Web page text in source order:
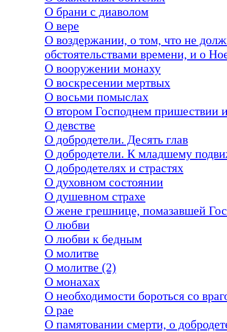
О брани с диаволом
О вере
О воздержании, о том, что не
обстоятельствами времени, и о
О вооружении монаху
О воскресении мертвых
О восьми помыслах
О втором Господнем пришествии
О девстве
О добродетели. Десять глав
О добродетели. К младшему
О добродетелях и страстях
О духовном состоянии
О душевном страхе
О жене грешнице, помазавшей
О любви
О любви к бедным
О молитве
О молитве (2)
О монахах
О необходимости бороться со
О рае
О памятовании смерти, о